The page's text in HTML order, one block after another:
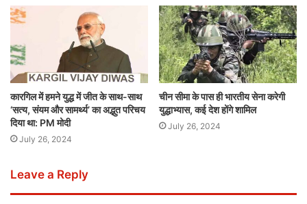
कारगिल में हमने युद्ध में जीत के साथ-साथ
‘सत्य, संयम और सामर्थ्य’ का अद्भुत परिचय
दिया था: PM मोदी
July 26, 2024
चीन सीमा के पास ही भारतीय सेना करेगी
युद्धाभ्यास, कई देश होंगे शामिल
July 26, 2024
Leave a Reply